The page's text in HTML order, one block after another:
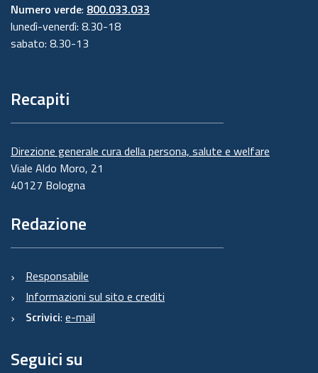
Numero verde: 800.033.033
lunedì-venerdì: 8.30-18
sabato: 8.30-13
Recapiti
Direzione generale cura della persona, salute e welfare
Viale Aldo Moro, 21
40127 Bologna
Redazione
Responsabile
Informazioni sul sito e crediti
Scrivici: e-mail
Seguici su